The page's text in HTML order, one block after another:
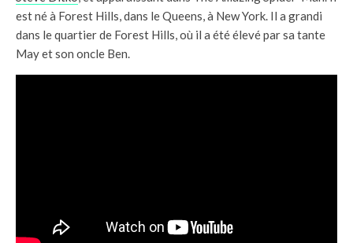
est né à Forest Hills, dans le Queens, à New York. Il a grandi
dans le quartier de Forest Hills, où il a été élevé par sa tante
May et son oncle Ben.